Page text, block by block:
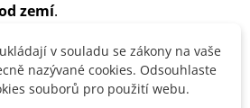
zemí.
ve skupinkách.
propustnou půdu, bohatou
mírně kyselou.
v souladu se zákony na vaše
nazývané cookies. Odsouhlaste
souborů pro použití webu.